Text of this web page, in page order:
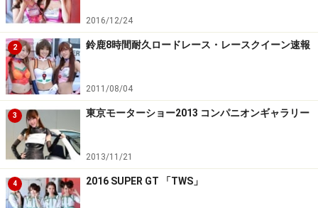
2016/12/24
2 鈴鹿8時間耐久ロードレース・レースクイーン速報
2011/08/04
3 東京モーターショー2013 コンパニオンギャラリー
2013/11/21
4 2016 SUPER GT 「TWS」